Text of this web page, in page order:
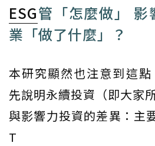
ESG管「怎麼做」 影
業「做了什麼」？
本研究顯然也注意到這點
先說明永續投資（即大家
與影響力投資的差異：主
T